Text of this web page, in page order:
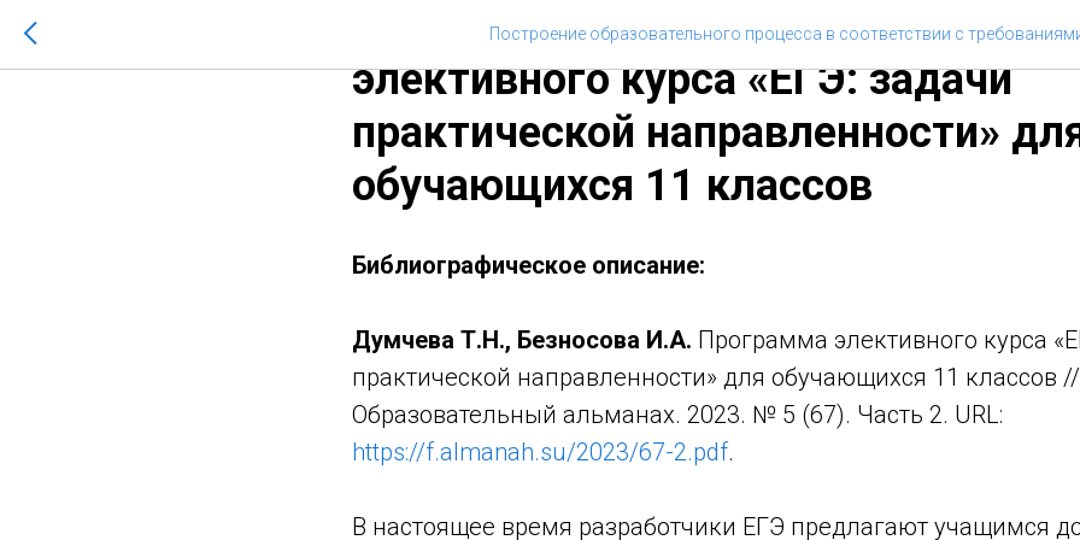
Построение образовательного процесса в соответствии с
Думчева Т.Н., Безносова И.А.
элективного курса «ЕГЭ: задачи
практической направленности»
обучающихся 11 классов
Библиографическое описание:
Думчева Т.Н., Безносова И.А. Программа элективного курса
практической направленности» для обучающихся 11 классов //
Образовательный альманах. 2023. № 5 (67). Часть 2. URL:
https://f.almanah.su/2023/67-2.pdf.
В настоящее время разработчики ЕГЭ предлагают учащимся